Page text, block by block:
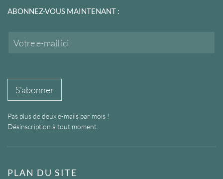
ABONNEZ-VOUS MAINTENANT :
S'abonner
Pas plus de deux e-mails par mois !
Désinscription à tout moment.
PLAN DU SITE